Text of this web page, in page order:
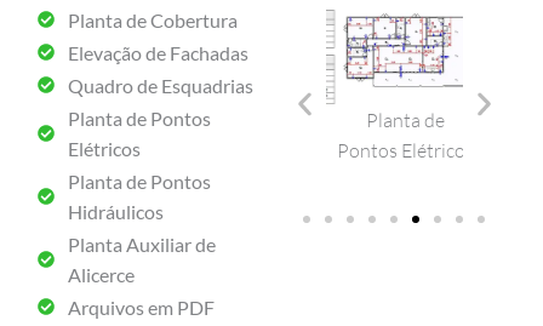
Planta de Cobertura
Elevação de Fachadas
Quadro de Esquadrias
Planta de Pontos
Elétricos
Planta de Pontos
Hidráulicos
Planta Auxiliar de
Alicerce
Arquivos em PDF
Elevação de
Fachadas
Planta de
Pontos Elétricos